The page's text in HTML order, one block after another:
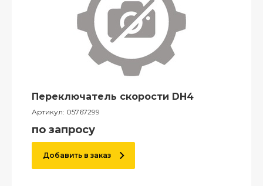
Переключатель скорости DH4
Артикул: 05767299
по запросу
Добавить в заказ